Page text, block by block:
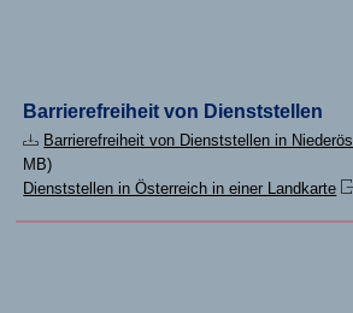
Barrierefreiheit von Dienststellen
Barrierefreiheit von Dienststellen in
MB)
Dienststellen in Österreich in einer Landkarte